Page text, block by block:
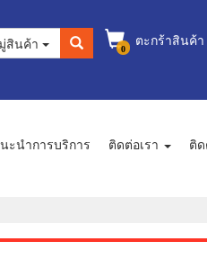
0 ตะกร้าสินค้า
สินค้า
ะนำการบริการ ติดต่อเรา ติ